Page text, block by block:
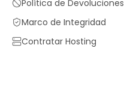
Política de Devoluciones
Marco de Integridad
Contratar Hosting